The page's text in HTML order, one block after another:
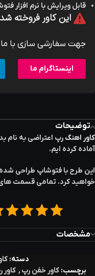
قابل ویرایش با نرم افزار
این کاور فروخته
جهت سفارشی سازی با ما
اینستاگرام ما
توضیحات
کاور اهنگ رپ اعتراضی به نام
آماده کرده ایم.
خواهید کرد. تمامی قسمت
مشخصات
دسته:
برچسب: کاور خفن رپ ,